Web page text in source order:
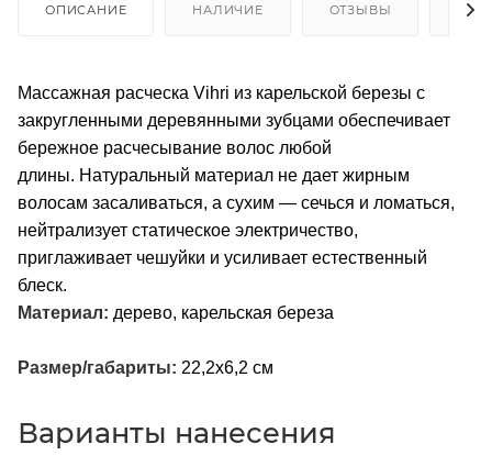
ОПИСАНИЕ НАЛИЧИЕ ОТЗЫВЫ
Массажная расческа Vihri из карельской березы с
закругленными деревянными зубцами обеспечивает
бережное расчесывание волос любой
длины. Натуральный материал не дает жирным
волосам засаливаться, а сухим — сечься и ломаться,
нейтрализует статическое электричество,
приглаживает чешуйки и усиливает естественный
блеск.
Материал: дерево, карельская береза
Размер/габариты: 22,2х6,2 см
Варианты нанесения